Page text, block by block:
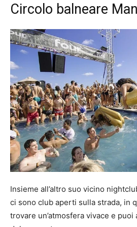
Circolo balneare
Insieme all’altro suo vicino
ci sono club aperti sulla strada, in
trovare un’atmosfera vivace e